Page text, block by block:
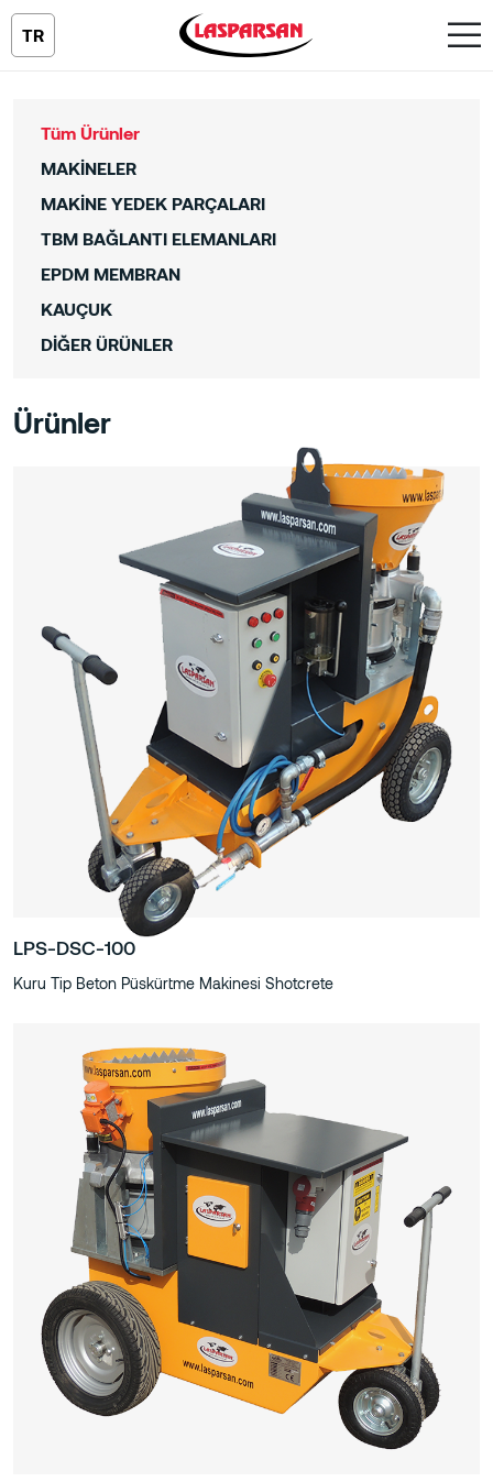
TR
Tüm Ürünler
MAKİNELER
MAKİNE YEDEK PARÇALARI
TBM BAĞLANTI ELEMANLARI
EPDM MEMBRAN
KAUÇUK
DİĞER ÜRÜNLER
Ürünler
LPS-DSC-100
Kuru Tip Beton Püskürtme Makinesi Shotcrete